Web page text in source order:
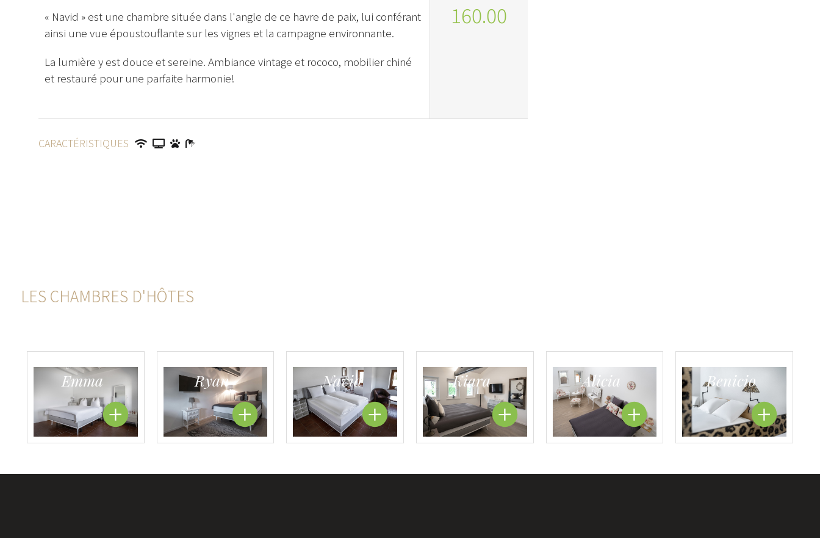
« Navid » est une chambre située dans l'angle de ce havre de paix, lui conférant
ainsi une vue époustouflante sur les vignes et la campagne environnante.
La lumière y est douce et sereine. Ambiance vintage et rococo, mobilier chiné
et restauré pour une parfaite harmonie!
160.00
CARACTÉRISTIQUES
LES CHAMBRES D'HÔTES
Emma Ryan Navid Kiara Alicia Benicio